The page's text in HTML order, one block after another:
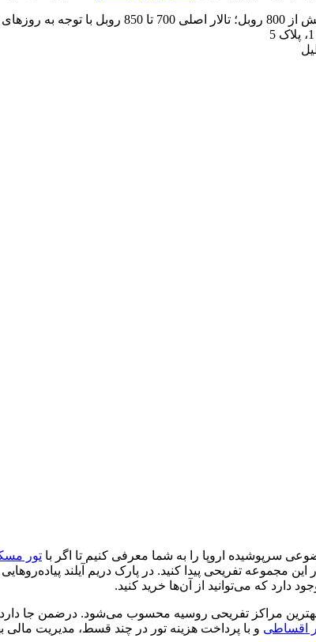
سرپوشیده اروپا را به شما معرفی کنیم تا اگر با تور
این مجموعه تفریحی پیدا کنید. در پارک دریم آیلند
دارد که می‌توانید از آن‌ها خرید کنید.
مراکز تفریحی روسیه محسوب می‌شود. درضمن جا دارد
اقساطی و با پرداخت هزینه تور در چند قسط، مدیریت مالی